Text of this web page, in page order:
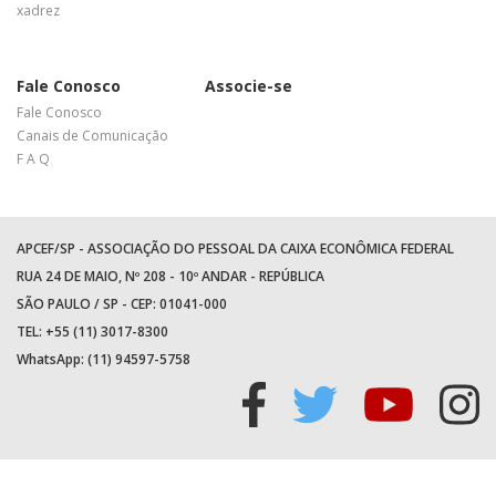
xadrez
Fale Conosco
Fale Conosco
Canais de Comunicação
F A Q
Associe-se
APCEF/SP - ASSOCIAÇÃO DO PESSOAL DA CAIXA ECONÔMICA FEDERAL
RUA 24 DE MAIO, Nº 208 - 10º ANDAR - REPÚBLICA
SÃO PAULO / SP - CEP: 01041-000
TEL: +55 (11) 3017-8300
WhatsApp: (11) 94597-5758
Acessar
Acessar